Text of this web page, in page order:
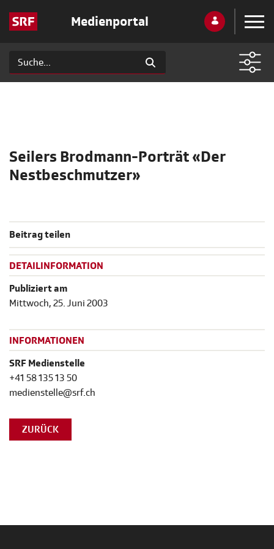
Medienportal
Seilers Brodmann-Porträt «Der
Nestbeschmutzer»
Beitrag teilen
DETAILINFORMATION
Publiziert am
Mittwoch, 25. Juni 2003
INFORMATIONEN
SRF Medienstelle
+41 58 135 13 50
medienstelle@srf.ch
ZURÜCK